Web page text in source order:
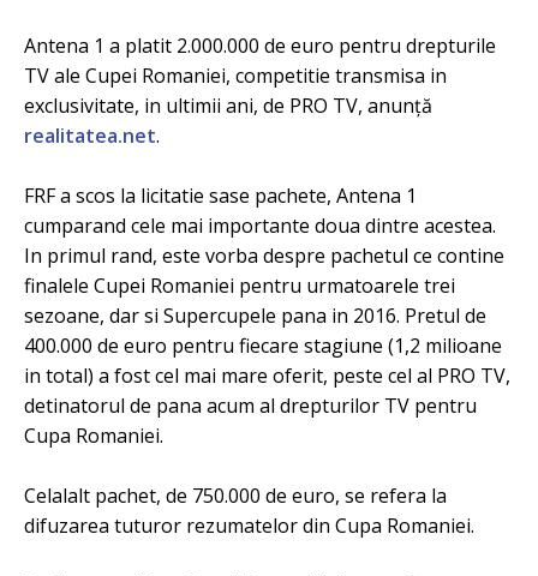
Antena 1 a platit 2.000.000 de euro pentru drepturile
TV ale Cupei Romaniei, competitie transmisa in
exclusivitate, in ultimii ani, de PRO TV, anunţă
realitatea.net.
FRF a scos la licitatie sase pachete, Antena 1
cumparand cele mai importante doua dintre acestea.
In primul rand, este vorba despre pachetul ce contine
finalele Cupei Romaniei pentru urmatoarele trei
sezoane, dar si Supercupele pana in 2016. Pretul de
400.000 de euro pentru fiecare stagiune (1,2 milioane
in total) a fost cel mai mare oferit, peste cel al PRO TV,
detinatorul de pana acum al drepturilor TV pentru
Cupa Romaniei.
Celalalt pachet, de 750.000 de euro, se refera la
difuzarea tuturor rezumatelor din Cupa Romaniei.